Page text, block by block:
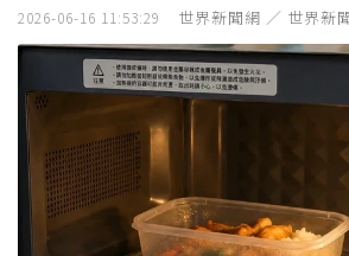
2026-06-16 11:53:29 世界新聞網 ／ 世界新